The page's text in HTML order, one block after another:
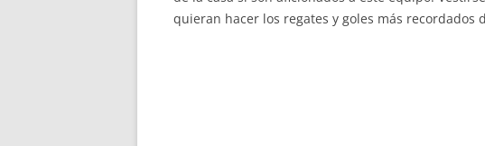
quieran hacer los regates y goles más recordados